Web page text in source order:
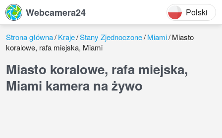
Webcamera24 Polski
Strona główna Kraje Stany Zjednoczone Miami Miasto
koralowe, rafa miejska, Miami
Miasto koralowe, rafa miejska,
Miami kamera na żywo